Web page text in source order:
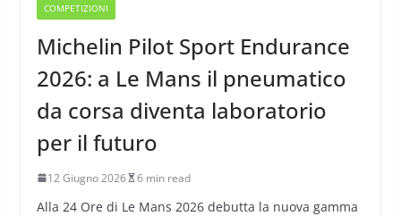
COMPETIZIONI
Michelin Pilot Sport Endurance
2026: a Le Mans il pneumatico
da corsa diventa laboratorio
per il futuro
12 Giugno 2026 6 min read
Alla 24 Ore di Le Mans 2026 debutta la nuova gamma